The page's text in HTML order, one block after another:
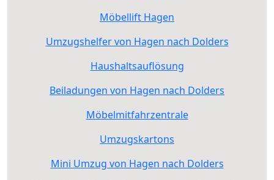
Möbellift Hagen
Umzugshelfer von Hagen nach Dolders
Haushaltsauflösung
Beiladungen von Hagen nach Dolders
Möbelmitfahrzentrale
Umzugskartons
Mini Umzug von Hagen nach Dolders